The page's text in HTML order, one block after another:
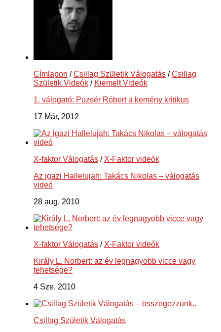
Címlapon /Csillag Születik Válogatás /Csillag
Születik Videók / Kiemelt Videók
1. válogató: Puzsér Róbert a kemény kritikus
17 Már, 2012
X-faktor Válogatás / X-Faktor videók
Az igazi Hallelujah: Takács Nikolas – válogatás
videó
28 aug, 2010
X-faktor Válogatás / X-Faktor videók
Király L. Norbert: az év legnagyobb vicce vagy
tehetsége?
4 Sze, 2010
Csillag Születik Válogatás